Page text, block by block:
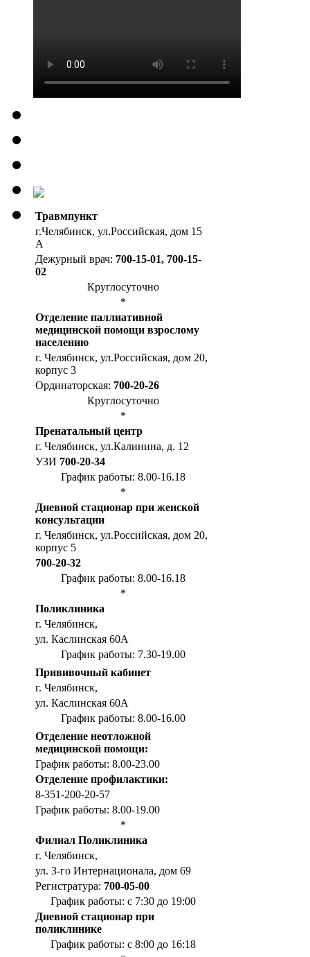
Травмпункт
г.Челябинск, ул.Российская, дом 15
А
Дежурный врач: 700-15-01, 700-15-
02
Круглосуточно
*
Отделение паллиативной
медицинской помощи взрослому
населению
г. Челябинск, ул.Российская, дом 20,
корпус 3
Ординаторская: 700-20-26
Круглосуточно
*
Пренатальный центр
г. Челябинск, ул.Калинина, д. 12
УЗИ 700-20-34
График работы: 8.00-16.18
*
Дневной стационар при женской
консультации
г. Челябинск, ул.Российская, дом 20,
корпус 5
700-20-32
График работы: 8.00-16.18
*
Поликлиника
г. Челябинск,
ул. Каслинская 60А
График работы: 7.30-19.00
Прививочный кабинет
г. Челябинск,
ул. Каслинская 60А
График работы: 8.00-16.00
Отделение неотложной
медицинской помощи:
График работы: 8.00-23.00
Отделение профилактики:
8-351-200-20-57
График работы: 8.00-19.00
*
Филиал Поликлиника
г. Челябинск,
ул. 3-го Интернационала, дом 69
Регистратура: 700-05-00
График работы: с 7:30 до 19:00
Дневной стационар при
поликлинике
График работы: с 8:00 до 16:18